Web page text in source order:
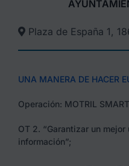
Plaza de España 1,
UNA MANERA DE HACER
Operación: MOTRIL
OT 2. “Garantizar un
información”;